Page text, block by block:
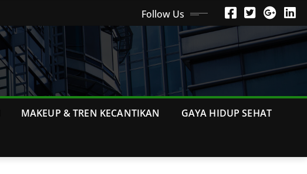
Follow Us
MAKEUP & TREN KECANTIKAN GAYA HIDUP SEHAT